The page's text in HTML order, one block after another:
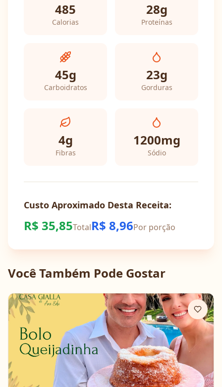
485
Calorias
28g
Proteínas
45g
Carboidratos
23g
Gorduras
4g
Fibras
1200mg
Sódio
Custo Aproximado Desta Receita:
R$ 35,85TotalR$ 8,96Por porção
Você Também Pode Gostar